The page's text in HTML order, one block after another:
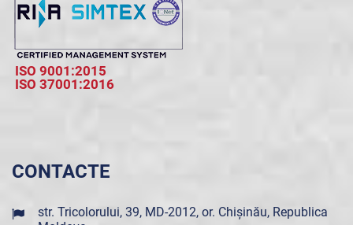
ISO 9001:2015
ISO 37001:2016
CONTACTE
str. Tricolorului, 39, MD-2012, or. Chișinău, Republica